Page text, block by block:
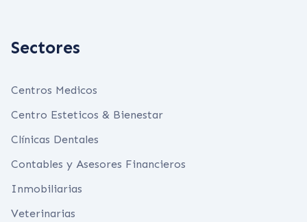
Sectores
Centros Medicos
Centro Esteticos & Bienestar
Clínicas Dentales
Contables y Asesores Financieros
Inmobiliarias
Veterinarias